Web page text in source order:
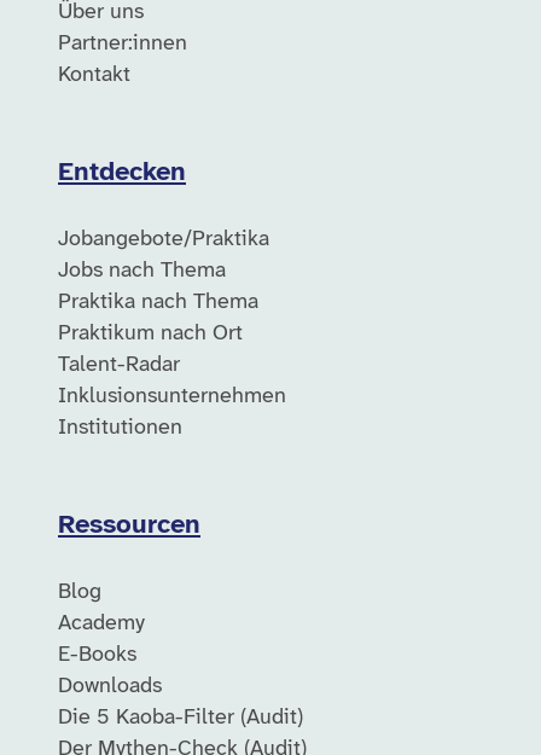
Über uns
Partner:innen
Kontakt
Entdecken
Jobangebote/Praktika
Jobs nach Thema
Praktika nach Thema
Praktikum nach Ort
Talent-Radar
Inklusionsunternehmen
Institutionen
Ressourcen
Blog
Academy
E-Books
Downloads
Die 5 Kaoba-Filter (Audit)
Der Mythen-Check (Audit)